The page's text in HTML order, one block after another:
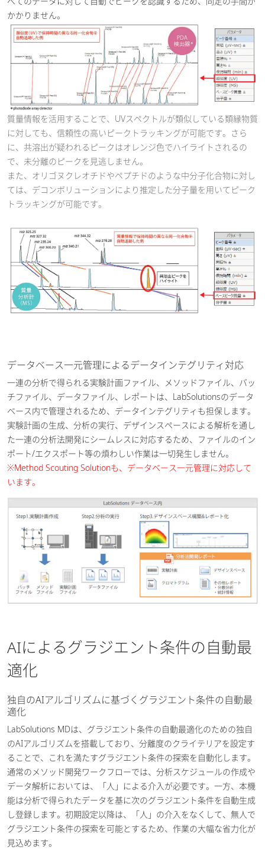
かかりません。
質量情報を活用することで、UVスペクトルが類似している類縁物質
に対しても、信頼性の高いピークトラッキングが可能です。さら
に、共溶出が疑われるピークはオレンジ色でハイライトされるの
で、未分離のピークを見逃しません。
また、オリゴヌクレオチドやペプチドのような中分子化合物に対し
ては、デコンボリューションにより推定した分子量を用いてピーク
トラッキングが可能です。
データベース一元管理によるデータインテグリティ対応
一連の分析で得られる実験計画ファイル、メソッドファイル、バッ
チファイル、データファイル、レポートは、LabSolutionsのデータ
ベース内で管理されるため、データインテグリティも担保します。
実験計画の生成、分析の実行、デザインスペースによる解析を通し
た一連の分析法開発にシームレスに対応するため、ファイルのイン
ポート/エクスポート等の煩わしい作業は一切発生しません。
※Method Scouting Solutionも、データベース一元管理に対応して
います。
AIによるグラジエント条件の自動最
適化
独自のAIアルゴリズムに基づくグラジエント条件の自動最
適化
LabSolutions MDは、グラジエント条件の自動最適化のための独自
のAIアルゴリズムを搭載しており、分離度のクライテリアを設定す
ることで、これを満たすグラジエント条件の探索を自動化します。
通常のメソッド開発ワークフローでは、分析スケジュールの作成や
データ解析においては、「人」による介入が必要です。一方、本機
能は分析で得られたデータを基に次のグラジエント条件を自動生成
し登録します。初期設定以降は、「人」の介入をなくして、無人で
グラジエント条件の探索を可能とするため、作業の大幅な省力化が
見込めます。